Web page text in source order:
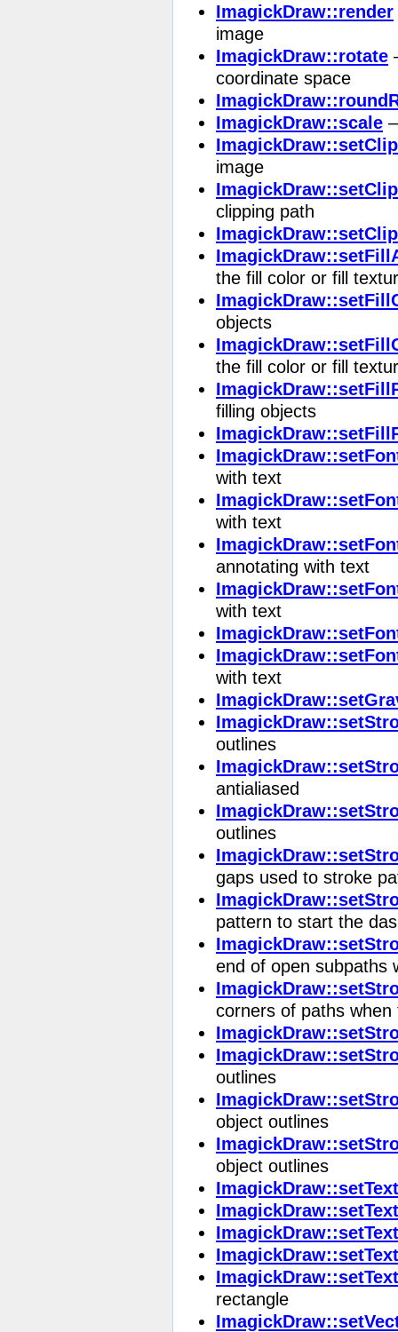
ImagickDraw::render
image
ImagickDraw::rotate
coordinate space
ImagickDraw::scale
image
clipping path
the fill color or fill
objects
the fill color or fill
filling objects
with text
with text
annotating with text
with text
with text
outlines
antialiased
outlines
gaps used to stroke
pattern to start the
end of open subpaths
corners of paths
outlines
object outlines
object outlines
rectangle